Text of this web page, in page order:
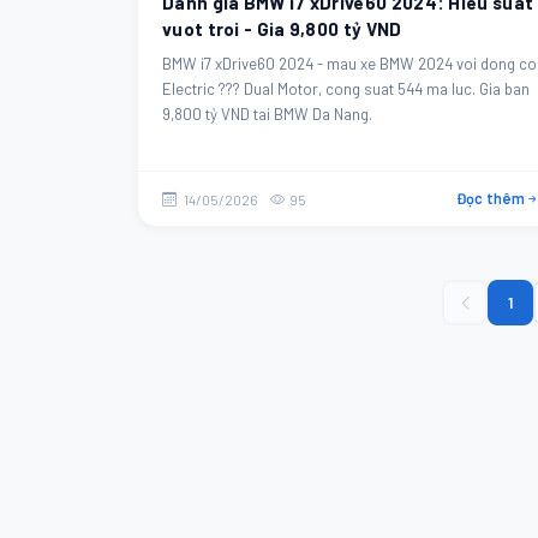
vuot troi - Gia 9,800 tỷ VND
BMW i7 xDrive60 2024 - mau xe BMW 2024 voi dong co
Electric ??? Dual Motor, cong suat 544 ma luc. Gia ban
9,800 tỷ VND tai BMW Da Nang.
14/05/2026 95 Đọc thêm
1